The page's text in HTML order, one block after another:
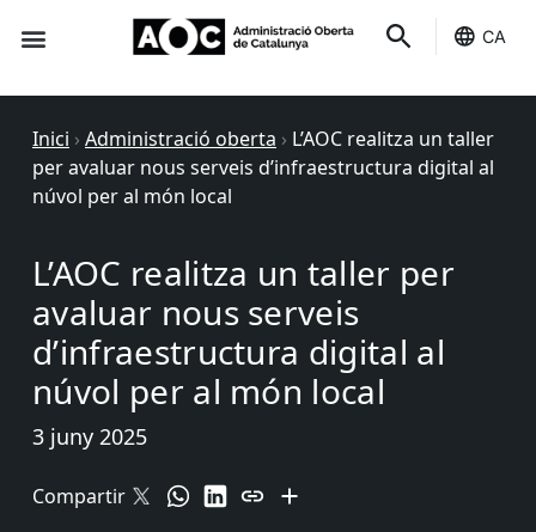
CA
Inici › Administració oberta › L’AOC realitza un taller
per avaluar nous serveis d’infraestructura digital al
núvol per al món local
L’AOC realitza un taller per
avaluar nous serveis
d’infraestructura digital al
núvol per al món local
3 juny 2025
Compartir